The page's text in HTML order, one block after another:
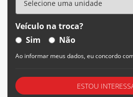
Veículo na troca?
Sim
Não
Ao informar meus dados, eu concordo
ESTOU